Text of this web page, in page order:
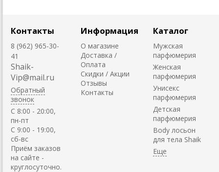
Контакты
8 (962) 965-30-
41
Shaik-
Vip@mail.ru
Обратный
звонок
C 8:00 - 20:00,
пн-пт
С 9:00 - 19:00,
сб-вс
Приём заказов
на сайте -
круглосуточно.
Информация
О магазине
Доставка /
Оплата
Скидки / Акции
Отзывы
Контакты
Каталог
Мужская
парфюмерия
Женская
парфюмерия
Унисекс
парфюмерия
Детская
парфюмерия
Body лосьон
для тела Shaik